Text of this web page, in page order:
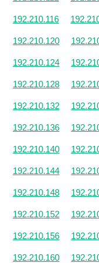
192.210.116
192.210.120
192.210.124
192.210.128
192.210.132
192.210.136
192.210.140
192.210.144
192.210.148
192.210.152
192.210.156
192.210.160